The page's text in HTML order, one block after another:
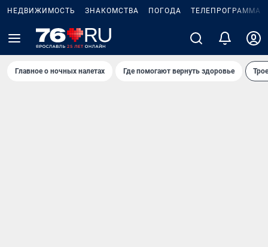
НЕДВИЖИМОСТЬ ЗНАКОМСТВА ПОГОДА ТЕЛЕПРОГРАММА
Главное о ночных налетах Где помогают вернуть здоровье